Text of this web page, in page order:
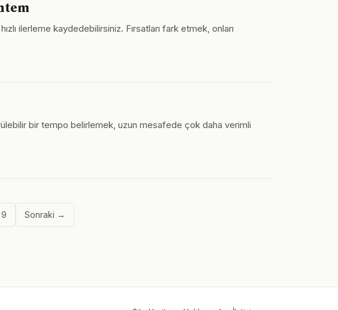
ilerleme kaydedebilirsiniz. Fırsatları fark etmek, onları
bir tempo belirlemek, uzun mesafede çok daha verimli
9 Sonraki →